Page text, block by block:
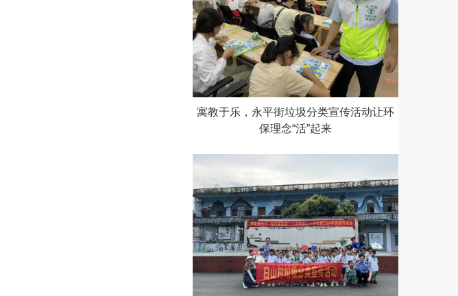
寓教于乐，永平街垃圾分类宣传活动让环
保理念“活”起来